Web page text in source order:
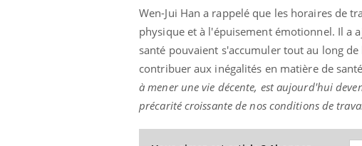
Wen-Jui Han a rappelé que les horaires de
physique et à l'épuisement émotionnel. Il a
santé pouvaient s'accumuler tout au long
contribuer aux inégalités en matière de
à mener une vie décente, est aujourd'hui
précarité croissante de nos conditions de